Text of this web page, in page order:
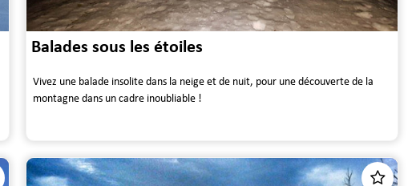
Balades sous les étoiles
Vivez une balade insolite dans la neige et de nuit, pour une découverte de la
montagne dans un cadre inoubliable !